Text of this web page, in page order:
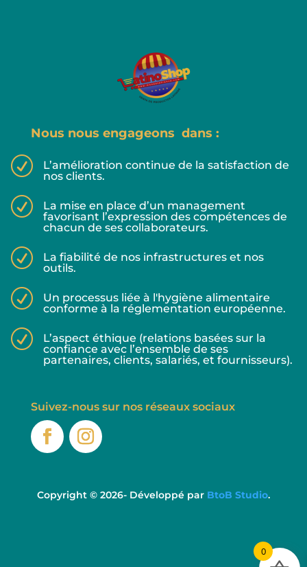
Nous nous engageons dans :
R
L’amélioration continue de la satisfaction de
nos clients.
R
La mise en place d’un management
favorisant l’expression des compétences de
chacun de ses collaborateurs.
R
La fiabilité de nos infrastructures et nos
outils.
R
Un processus liée à l'hygiène alimentaire
conforme à la réglementation européenne.
R
L’aspect éthique (relations basées sur la
confiance avec l’ensemble de ses
partenaires, clients, salariés, et fournisseurs).
Suivez-nous sur nos réseaux sociaux
Copyright © 2026- Développé par BtoB Studio.
0